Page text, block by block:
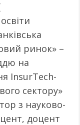
ринок» –
на
InsurTech-
сектору»
з науково-
доцент